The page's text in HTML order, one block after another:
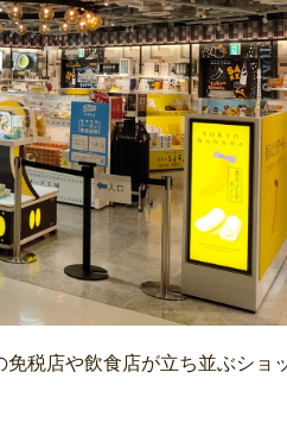
税店や飲食店が立ち並ぶショ